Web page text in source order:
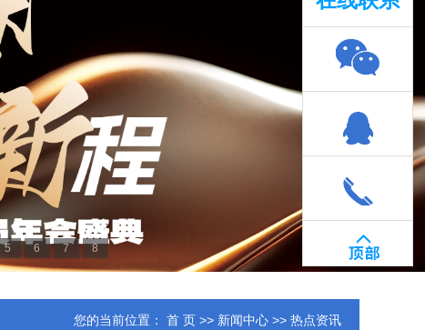
5 6 7 8
您的当前位置： 首 页 >> 新闻中心 >> 热点资讯